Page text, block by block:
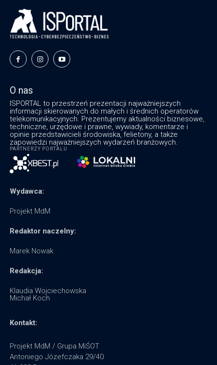
O nas
ISPORTAL to przestrzeń prezentacji najważniejszych
informacji skierowanych do małych i średnich operatorów
telekomunikacyjnych. Prezentujemy aktualności biznesowe,
techniczne, urzędowe i prawne, wywiady, komentarze i
opinie przedstawicieli środowiska, felietony, a także
zapowiedzi najważniejszych wydarzeń branżowych.
PARTNERZY PORTALU
Wydawca:
Projekt MdM
Redaktor naczelny:
Marek Nowak
Redakcja:
Klaudia Wojciechowska
Michał Koch
Kontakt:
Projekt MdM / Grupa MiŚOT
Antoniego Józefczaka 29/40